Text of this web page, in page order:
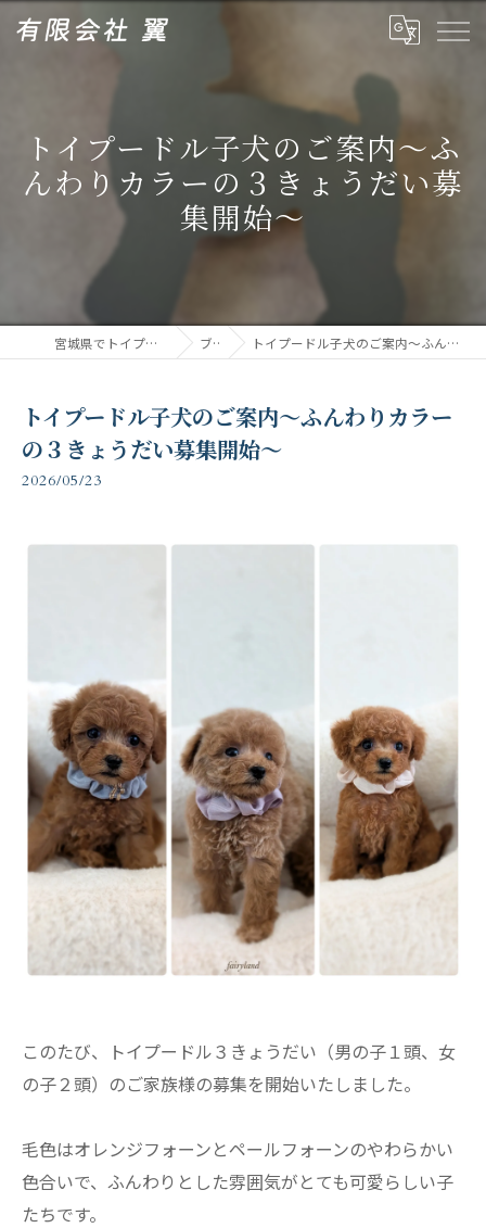
トイプードル子犬のご案内～ふ
んわりカラーの３きょうだい募
集開始～
宮城県でトイプードルなら有限会社翼 ブログ トイプードル子犬のご案内～ふんわりカラーの３きょうだい募集開始～
トイプードル子犬のご案内～ふんわりカラー
の３きょうだい募集開始～
2026/05/23
このたび、トイプードル３きょうだい（男の子１頭、女
の子２頭）のご家族様の募集を開始いたしました。
毛色はオレンジフォーンとペールフォーンのやわらかい
色合いで、ふんわりとした雰囲気がとても可愛らしい子
たちです。